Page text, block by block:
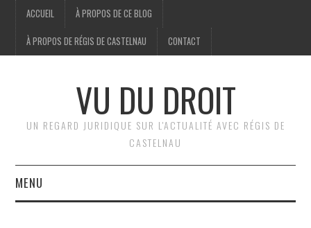
ACCUEIL À PROPOS DE CE BLOG
À PROPOS DE RÉGIS DE CASTELNAU CONTACT
VU DU DROIT
UN REGARD JURIDIQUE SUR L'ACTUALITÉ AVEC RÉGIS DE
CASTELNAU
MENU